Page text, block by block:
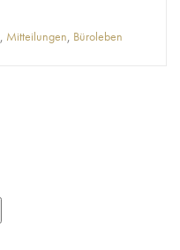
, Mitteilungen, Büroleben